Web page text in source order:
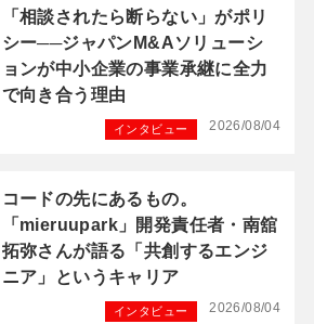
「相談されたら断らない」がポリ
シー──ジャパンM&Aソリューシ
ョンが中小企業の事業承継に全力
で向き合う理由
2026/08/04
インタビュー
コードの先にあるもの。
「mieruupark」開発責任者・南舘
拓弥さんが語る「共創するエンジ
ニア」というキャリア
2026/08/04
インタビュー